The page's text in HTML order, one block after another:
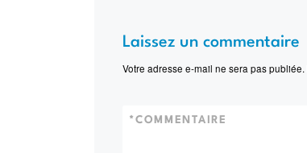
Laissez un commentaire
Votre adresse e-mail ne sera pas publiée.
COMMENTAIRE
*